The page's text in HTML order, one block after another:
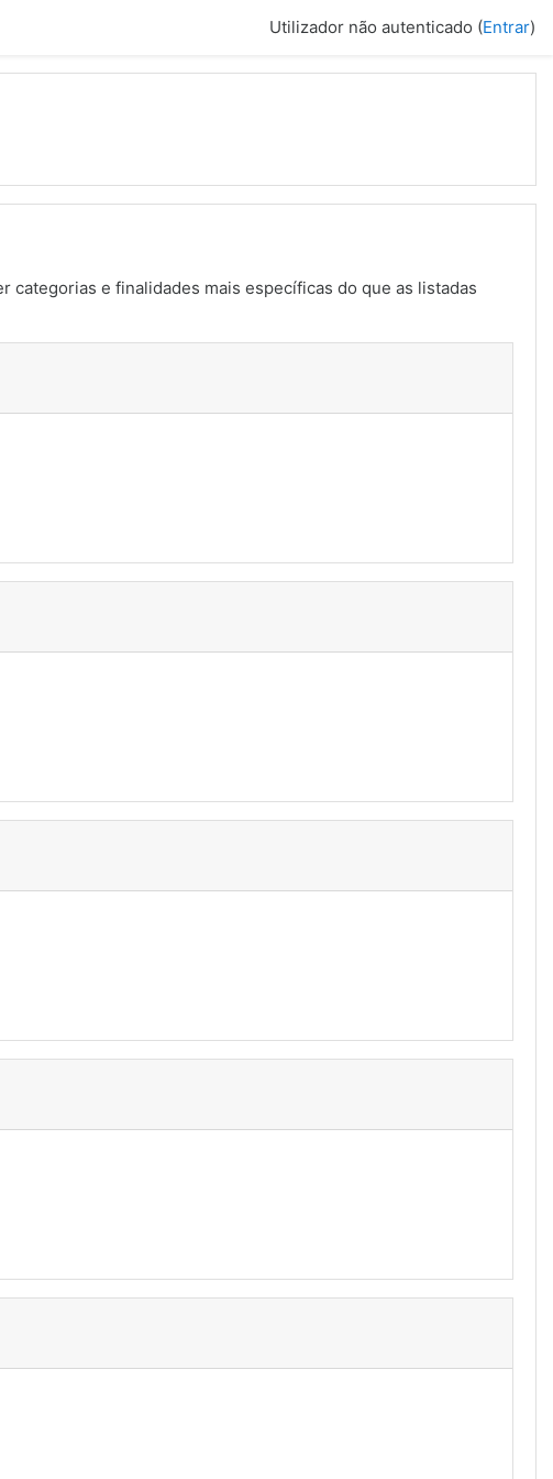
Utilizador não autenticado (Entrar)
e finalidades mais específicas do que as listadas